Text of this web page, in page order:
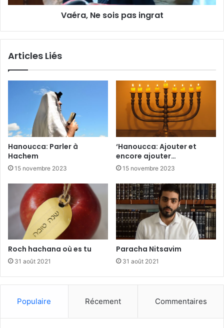
Vaéra, Ne sois pas ingrat
Articles Liés
Hanoucca: Parler à
Hachem
15 novembre 2023
‘Hanoucca: Ajouter et
encore ajouter…
15 novembre 2023
Roch hachana où es tu
31 août 2021
Paracha Nitsavim
31 août 2021
Populaire Récement Commentaires